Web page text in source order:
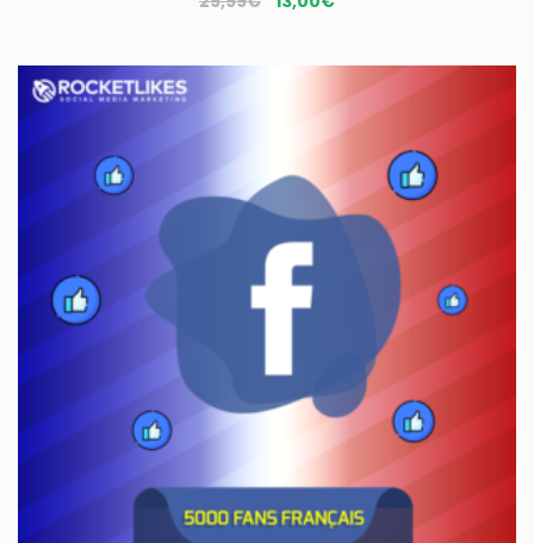
initial
actuel
est :
13,00€.